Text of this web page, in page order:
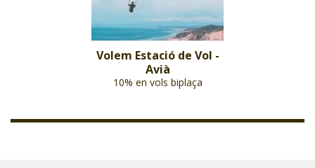
Volem Estació de Vol -
Avià
10% en vols biplaça